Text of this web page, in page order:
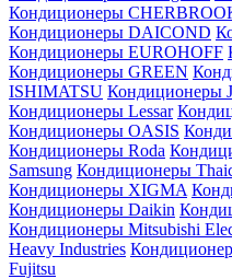
Кондиционеры
Кондиционеры DAICOND
Кондиционеры EUROHOFF
Кондиционеры GREEN
ISHIMATSU Кондиционеры
Кондиционеры Lessar
Кондиционеры OASIS
Кондиционеры Roda
Samsung Кондиционеры
Кондиционеры XIGMA
Кондиционеры Daikin
Кондиционеры Mitsubishi
Heavy Industries
Fujitsu